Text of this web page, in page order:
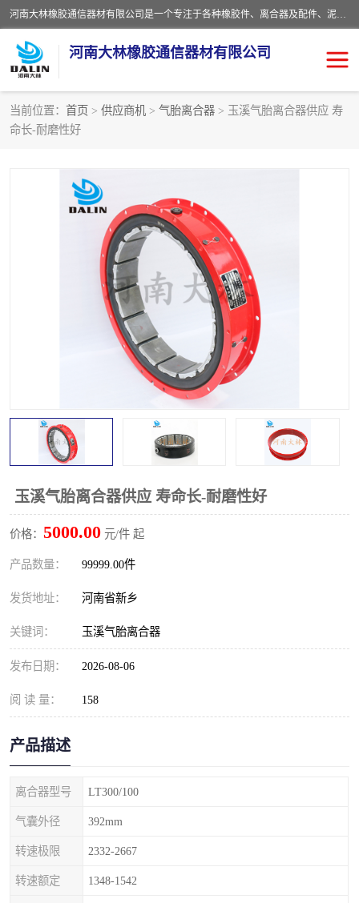
河南大林橡胶通信器材有限公司是一个专注于各种橡胶件、离合器及配件、泥浆泵及配件等产品设计制造和加工的企业。产品应用于矿山、冶金、石油、钢铁、化工、水泥、船舶、造纸、通用机械等各种大功率机械传动或制动装置。
河南大林橡胶通信器材有限公司
当前位置： 首页 > 供应商机 > 气胎离合器 > 玉溪气胎离合器供应 寿
命长-耐磨性好
玉溪气胎离合器供应 寿命长-耐磨性好
价格： 5000.00 元/件 起
产品数量： 99999.00件
发货地址： 河南省新乡
关键词： 玉溪气胎离合器
发布日期： 2026-08-06
阅 读 量： 158
产品描述
离合器型号 LT300/100
气囊外径 392mm
转速极限 2332-2667
转速额定 1348-1542
推盘离合器
VC离合器
PO隔膜离合器 气胎离合器
泥浆泵空气包胶囊 气动元件
DY隔膜式离合器 CB离合器
实芯轮胎
联轴器
液力端配件